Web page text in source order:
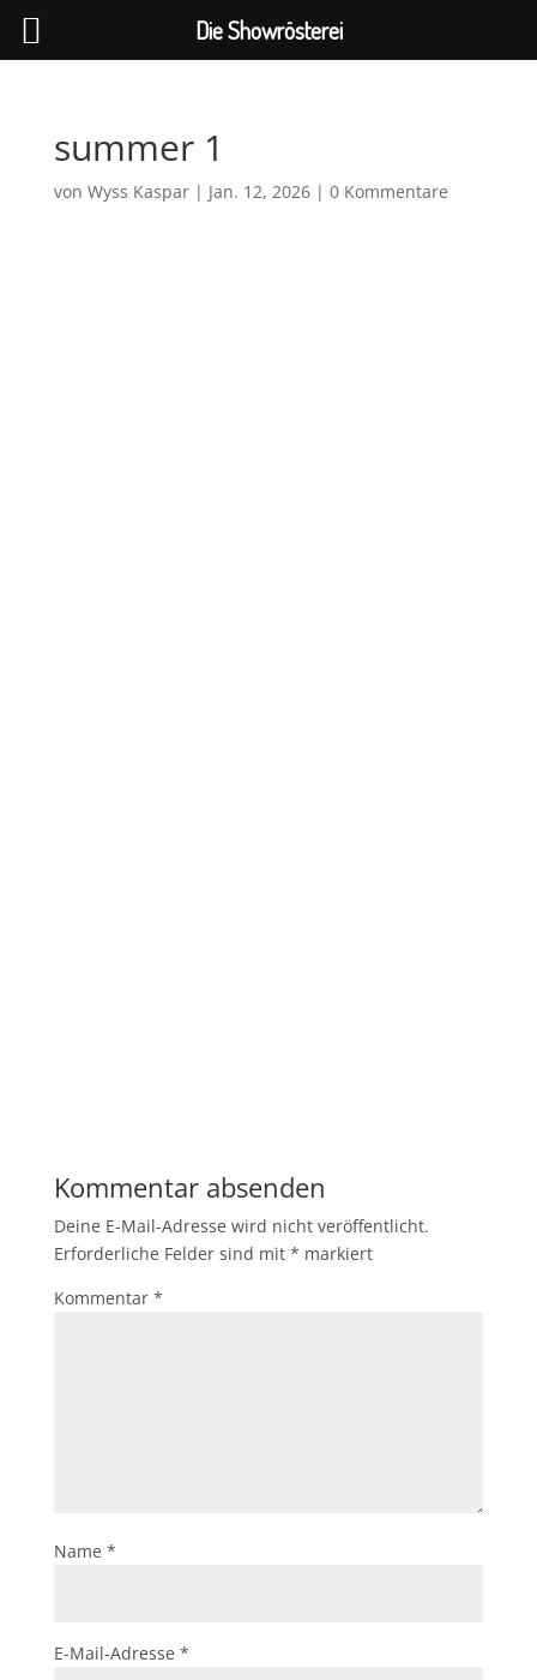
summer 1
von Wyss Kaspar| Jan. 12, 2026| 0 Kommentare
Kommentar absenden
Deine E-Mail-Adresse wird nicht veröffentlicht.
Erforderliche Felder sind mit * markiert
Kommentar *
Name *
E-Mail-Adresse *
Die Showrösterei